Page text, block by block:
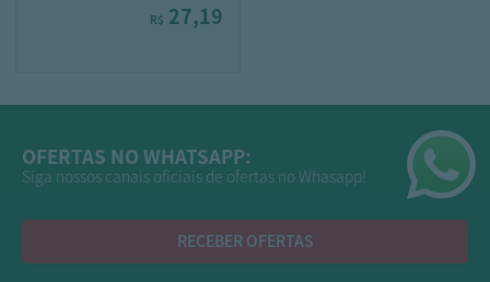
R$ 27,19
OFERTAS NO WHATSAPP:
Siga nossos canais oficiais de ofertas no Whasapp!
RECEBER OFERTAS